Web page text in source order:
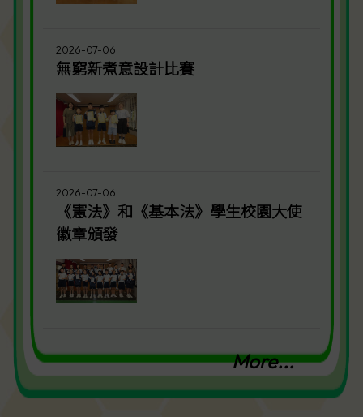
2026-07-06
無窮新煮意設計比賽
2026-07-06
《憲法》和《基本法》學生校園大使
徽章頒發
More...